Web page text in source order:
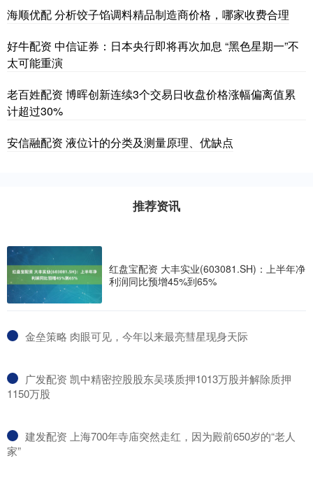
海顺优配 分析饺子馅调料精品制造商价格，哪家收费合理
好牛配资 中信证券：日本央行即将再次加息 “黑色星期一”不
太可能重演
老百姓配资 博晖创新连续3个交易日收盘价格涨幅偏离值累
计超过30%
安信融配资 液位计的分类及测量原理、优缺点
推荐资讯
红盘宝配资 大丰实业(603081.SH)：上半年净
利润同比预增45%到65%
​金垒策略 肉眼可见，今年以来最亮彗星现身天际
​广发配资 凯中精密控股股东吴瑛质押1013万股并解除质押
1150万股
​建发配资 上海700年寺庙突然走红，因为殿前650岁的“老人
家”